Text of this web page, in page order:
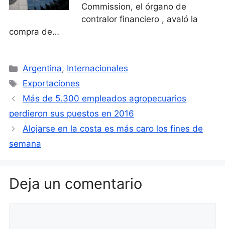
Commission, el órgano de
contralor financiero , avaló la
compra de…
Categorías
Argentina, Internacionales
Etiquetas
Exportaciones
Más de 5.300 empleados agropecuarios
perdieron sus puestos en 2016
Alojarse en la costa es más caro los fines de
semana
Deja un comentario